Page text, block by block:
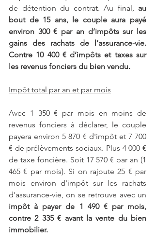
de détention du contrat. Au final, au
bout de 15 ans, le couple aura payé
environ 300 € par an d’impôts sur les
gains des rachats de l’assurance-vie.
Contre 10 400 € d’impôts et taxes sur
les revenus fonciers du bien vendu.
Impôt total par an et par mois
Avec 1 350 € par mois en moins de
revenus fonciers à déclarer, le couple
payera environ 5 870 € d'impôt et 7 700
€ de prélèvements sociaux. Plus 4 000 €
de taxe foncière. Soit 17 570 € par an (1
465 € par mois). Si on rajoute 25 € par
mois environ d'impôt sur les rachats
impôt à payer de 1 490 € par mois,
contre 2 335 € avant la vente du bien
immobilier.